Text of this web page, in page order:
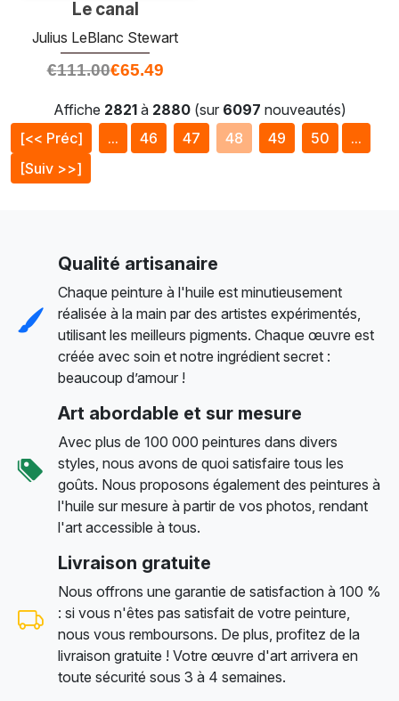
Le canal
Julius LeBlanc Stewart
€111.00€65.49
Affiche 2821à 2880(sur 6097 nouveautés)
[<< Préc]
... 46 47 48 49 50
...
[Suiv >>]
Qualité artisanaire
Chaque peinture à l'huile est minutieusement
réalisée à la main par des artistes expérimentés,
utilisant les meilleurs pigments. Chaque œuvre est
créée avec soin et notre ingrédient secret :
beaucoup d’amour !
Art abordable et sur mesure
Avec plus de 100 000 peintures dans divers
styles, nous avons de quoi satisfaire tous les
goûts. Nous proposons également des peintures à
l'huile sur mesure à partir de vos photos, rendant
l'art accessible à tous.
Livraison gratuite
Nous offrons une garantie de satisfaction à 100 %
: si vous n'êtes pas satisfait de votre peinture,
nous vous remboursons. De plus, profitez de la
livraison gratuite ! Votre œuvre d'art arrivera en
toute sécurité sous 3 à 4 semaines.